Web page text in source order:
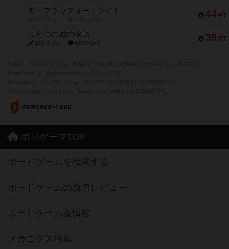
44 PT
ザ・フラッフィー・ライト
39 PT
ふたつの城の物語
紹介文あり 6件の投稿
ボドゲーマTOP
ボードゲームを検索する
ボードゲームの新着レビュー
ボードゲーム会情報
メカニクス特集